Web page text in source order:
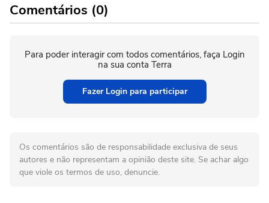
Comentários (0)
Para poder interagir com todos comentários, faça Login
na sua conta Terra
Fazer Login para participar
Os comentários são de responsabilidade exclusiva de seus
autores e não representam a opinião deste site. Se achar algo
que viole os termos de uso, denuncie.